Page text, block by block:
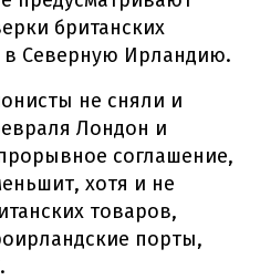
британских
Северную Ирландию.
не сняли и
Лондон и
соглашение,
хотя и не
товаров,
порты,